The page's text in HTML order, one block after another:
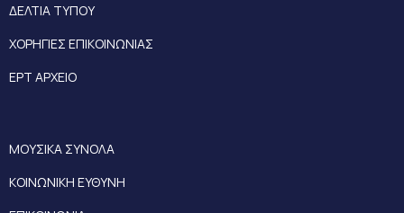
ΔΕΛΤΙΑ ΤΥΠΟΥ
ΧΟΡΗΓΙΕΣ ΕΠΙΚΟΙΝΩΝΙΑΣ
ΕΡΤ ΑΡΧΕΙΟ
ΜΟΥΣΙΚΑ ΣΥΝΟΛΑ
ΚΟΙΝΩΝΙΚΗ ΕΥΘΥΝΗ